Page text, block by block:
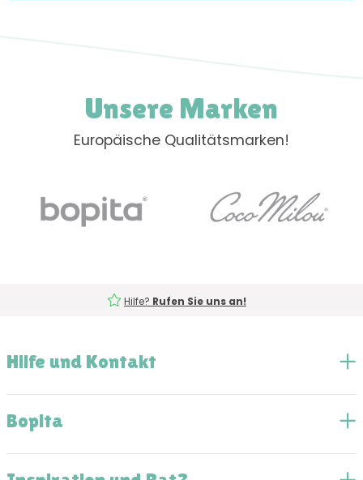
Unsere Marken
Europäische Qualitätsmarken!
Hilfe? Rufen Sie uns an!
Hilfe und Kontakt
Bopita